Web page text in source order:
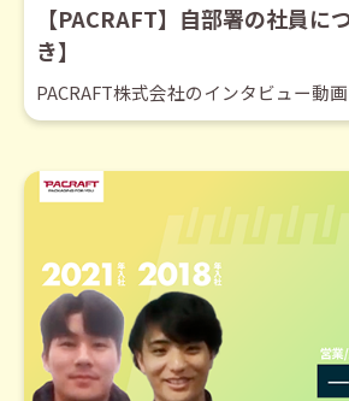
【PACRAFT】自部署の社員に
き】
PACRAFT株式会社のインタビュー動画